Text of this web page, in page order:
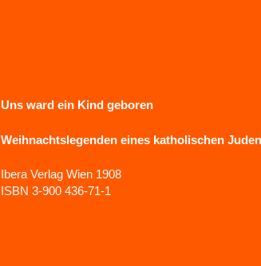
Uns ward ein Kind geboren
Weihnachtslegenden eines katholischen
Ibera Verlag Wien 1908
ISBN 3-900 436-71-1